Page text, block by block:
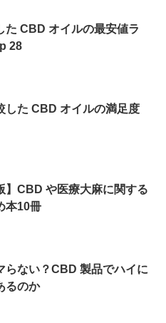
た CBD オイルの最安値ラ
28
した CBD オイルの満足度
】CBD や医療大麻に関する
本10冊
らない？CBD 製品でハイに
るのか